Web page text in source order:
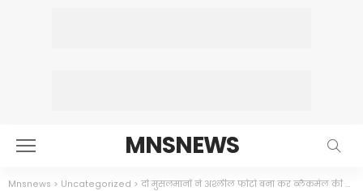
MNSNEWS
Mnsnews > Uncategorized > दो मुसलमानों ने अश्लील फोटो बना कर ब्लैकमेल की कोशिश की,नाबालिग हिंदू लड़की को,हिंदू एकता को तोड़ने की कोशिश में लगा था,एक राष्ट्रीय जातिवादी दल